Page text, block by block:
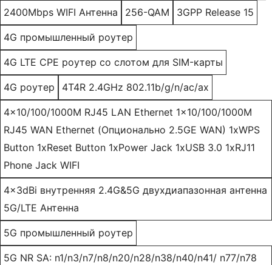
2400Mbps WIFI Антенна 256-QAM 3GPP Release 15
4G промышленный роутер
4G LTE CPE роутер со слотом для SIM-карты
4G роутер 4T4R 2.4GHz 802.11b/g/n/ac/ax
4x10/100/1000M RJ45 LAN Ethernet 1x10/100/1000M
RJ45 WAN Ethernet (Опционально 2.5GE WAN) 1xWPS
Button 1xReset Button 1xPower Jack 1xUSB 3.0 1xRJ11
Phone Jack WIFI
4x3dBi внутренняя 2.4G&5G двухдиапазонная антенна
5G/LTE Антенна
5G промышленный роутер
5G NR SA: n1/n3/n7/n8/n20/n28/n38/n40/n41/ n77/n78